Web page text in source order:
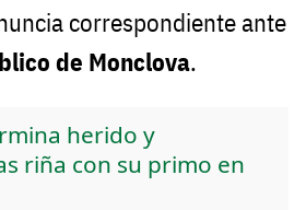
correspondiente ante
de Monclova.
herido y
riña con su primo en